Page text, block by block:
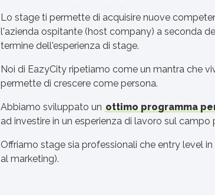
Lo stage ti permette di acquisire nuove
l'azienda ospitante (host company) a seconda
termine dell'esperienza di stage.
Noi di EazyCity ripetiamo come un mantra che
permette di crescere come persona.
Abbiamo sviluppato un ottimo programma
ad investire in un esperienza di lavoro sul
Offriamo stage sia professionali che entry level
al marketing).